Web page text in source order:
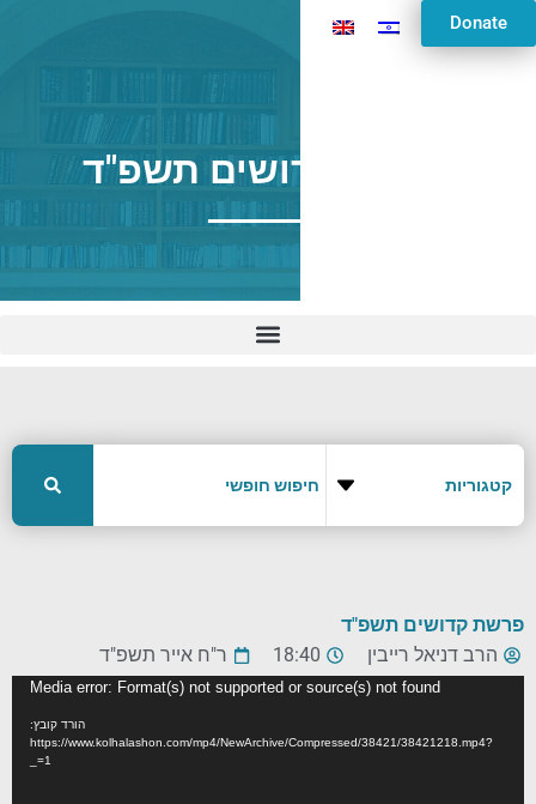
Donate
פרשת קדושים תשפ"ד
פרשת קדושים תשפ"ד
הרב דניאל רייבין
18:40
ר"ח אייר תשפ"ד
Media error: Format(s) not supported or source(s) not found
הורד קובץ:
https://www.kolhalashon.com/mp4/NewArchive/Compressed/38421/38421218.mp4?
_=1